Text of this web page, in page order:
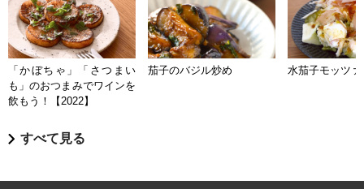
「かぼちゃ」「さつまい
も」のおつまみでワインを
飲もう！【2022】
茄子のバジル炒め 水茄子モッツァ
すべて見る